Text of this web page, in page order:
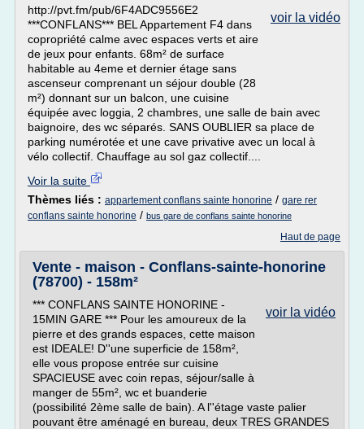
voir la vidéo
http://pvt.fm/pub/6F4ADC9556E2
***CONFLANS*** BEL Appartement F4 dans
copropriété calme avec espaces verts et aire
de jeux pour enfants. 68m² de surface
habitable au 4eme et dernier étage sans
ascenseur comprenant un séjour double (28
m²) donnant sur un balcon, une cuisine
équipée avec loggia, 2 chambres, une salle de bain avec
baignoire, des wc séparés. SANS OUBLIER sa place de
parking numérotée et une cave privative avec un local à
vélo collectif. Chauffage au sol gaz collectif....
Voir la suite
Thèmes liés : appartement conflans sainte honorine / gare rer
conflans sainte honorine / bus gare de conflans sainte honorine
Haut de page
Vente - maison - Conflans-sainte-honorine
(78700) - 158m²
voir la vidéo
*** CONFLANS SAINTE HONORINE -
15MIN GARE *** Pour les amoureux de la
pierre et des grands espaces, cette maison
est IDEALE! D''une superficie de 158m²,
elle vous propose entrée sur cuisine
SPACIEUSE avec coin repas, séjour/salle à
manger de 55m², wc et buanderie
(possibilité 2ème salle de bain). A l''étage vaste palier
pouvant être aménagé en bureau, deux TRES GRANDES